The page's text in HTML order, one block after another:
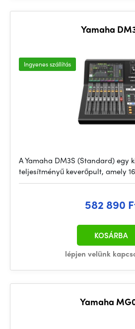
Yamaha
Ingyenes szállítás
A Yamaha DM3S (Standard) egy
teljesítményű keverőpult, amely 16
582 890
lépjen velünk
KOSÁRBA
Yamaha